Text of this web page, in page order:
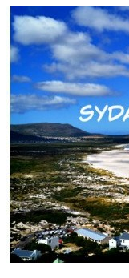
Skip
to
Main
Content